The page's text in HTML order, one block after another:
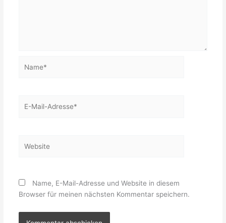
Mail-
Name, E-Mail-Adresse und Website in diesem
Browser für meinen nächsten Kommentar speichern.